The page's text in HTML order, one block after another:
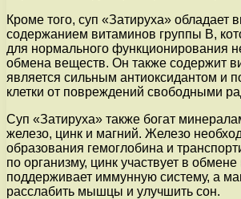
Кроме того, суп «Затируха» обладает
содержанием витаминов группы В,
для нормального функционирования
обмена веществ. Он также содержит
является сильным антиоксидантом и
клетки от повреждений свободными
Суп «Затируха» также богат
железо, цинк и магний. Железо
образования гемоглобина и
по организму, цинк участвует в
поддерживает иммунную систему, а
расслабить мышцы и улучшить сон.